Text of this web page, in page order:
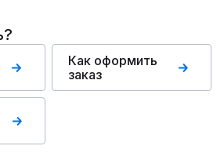
Как оформить
заказ